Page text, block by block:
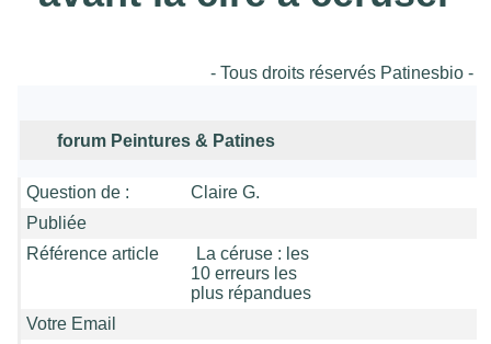
- Tous droits réservés Patinesbio -
forum Peintures & Patines
Question de :
Claire G.
Publiée
Référence article
La céruse : les
10 erreurs les
plus répandues
Votre Email